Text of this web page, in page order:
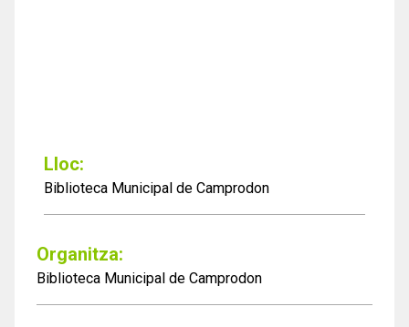
Lloc:
Biblioteca Municipal de Camprodon
Organitza:
Biblioteca Municipal de Camprodon